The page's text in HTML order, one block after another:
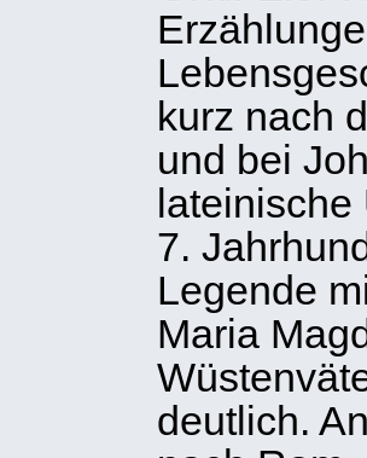
kurz nach
und bei
7.
Legende
Maria
deutlich.